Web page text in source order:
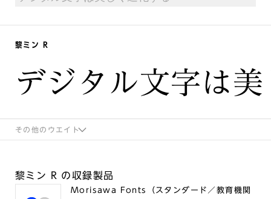
黎ミン R
デジタル文字は
その他のウエイト
黎ミン R の収録製品
Morisawa Fonts（スタンダード／教育機関